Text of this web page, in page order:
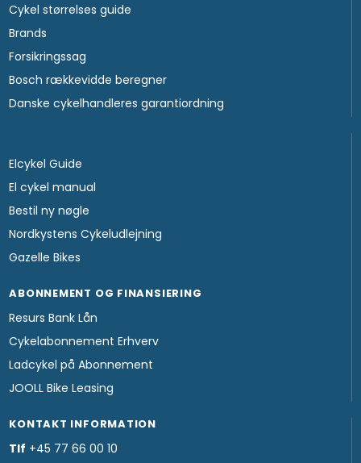
Cykel størrelses guide
Brands
Forsikringssag
Bosch rækkevidde beregner
Danske cykelhandleres garantiordning
Elcykel Guide
El cykel manual
Bestil ny nøgle
Nordkystens Cykeludlejning
Gazelle Bikes
ABONNEMENT OG FINANSIERING
Resurs Bank Lån
Cykelabonnement Erhverv
Ladcykel på Abonnement
JOOLL Bike Leasing
KONTAKT INFORMATION
Tlf +45 77 66 00 10